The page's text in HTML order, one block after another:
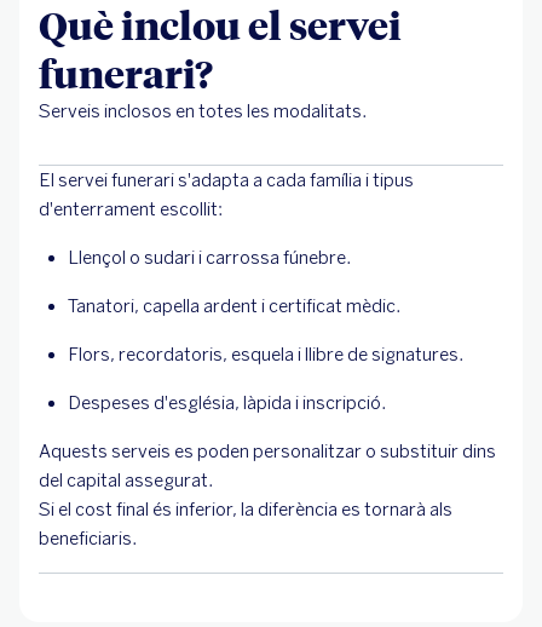
Què inclou el servei
funerari?
Serveis inclosos en totes les modalitats.
El servei funerari s'adapta a cada família i tipus
d'enterrament escollit:
Llençol o sudari i carrossa fúnebre.
Tanatori, capella ardent i certificat mèdic.
Flors, recordatoris, esquela i llibre de signatures.
Despeses d'església, làpida i inscripció.
Aquests serveis es poden personalitzar o substituir dins
del capital assegurat.
Si el cost final és inferior, la diferència es tornarà als
beneficiaris.